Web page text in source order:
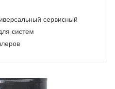
сервисный
систем